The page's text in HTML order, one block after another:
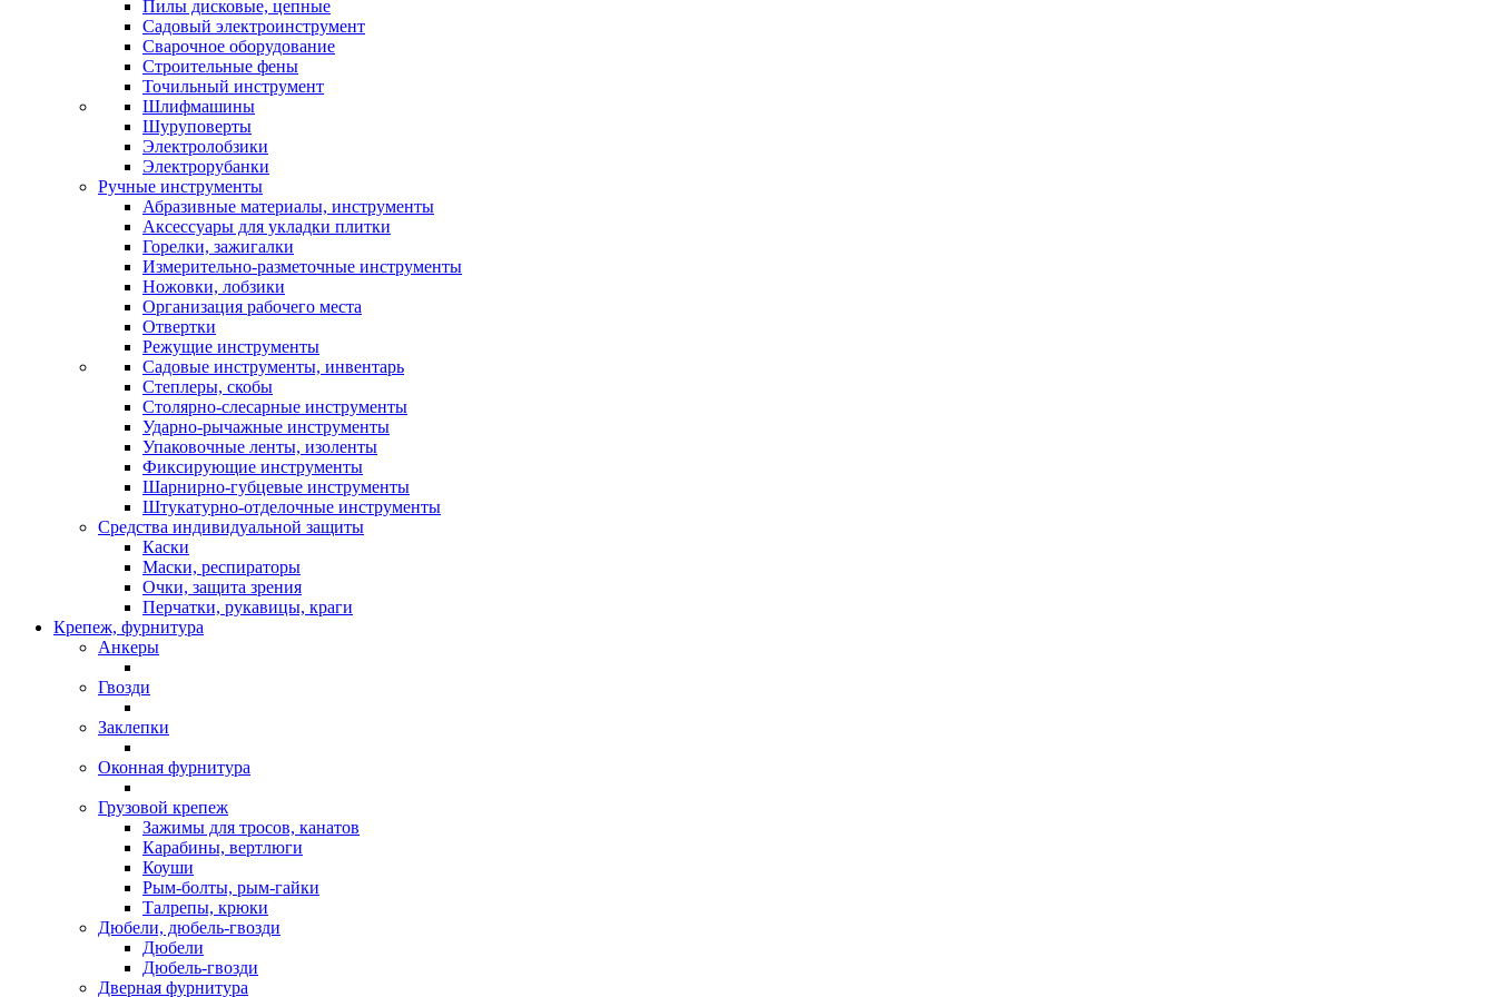
Пилы дисковые, цепные
Садовый электроинструмент
Сварочное оборудование
Строительные фены
Точильный инструмент
Шлифмашины
Шуруповерты
Электролобзики
Электрорубанки
Ручные инструменты
Абразивные материалы, инструменты
Аксессуары для укладки плитки
Горелки, зажигалки
Измерительно-разметочные инструменты
Ножовки, лобзики
Организация рабочего места
Отвертки
Режущие инструменты
Садовые инструменты, инвентарь
Степлеры, скобы
Столярно-слесарные инструменты
Ударно-рычажные инструменты
Упаковочные ленты, изоленты
Фиксирующие инструменты
Шарнирно-губцевые инструменты
Штукатурно-отделочные инструменты
Средства индивидуальной защиты
Каски
Маски, респираторы
Очки, защита зрения
Перчатки, рукавицы, краги
Крепеж, фурнитура
Анкеры
Гвозди
Заклепки
Оконная фурнитура
Грузовой крепеж
Зажимы для тросов, канатов
Карабины, вертлюги
Коуши
Рым-болты, рым-гайки
Талрепы, крюки
Дюбели, дюбель-гвозди
Дюбели
Дюбель-гвозди
Дверная фурнитура